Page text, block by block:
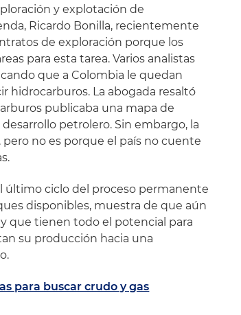
y explotación de
Ricardo Bonilla, recientemente
de exploración porque los
para esta tarea. Varios analistas
que a Colombia le quedan
hidrocarburos. La abogada resaltó
publicaba una mapa de
petrolero. Sin embargo, la
no es porque el país no cuente
último ciclo del proceso permanente
disponibles, muestra de que aún
que tienen todo el potencial para
su producción hacia una
para buscar crudo y gas